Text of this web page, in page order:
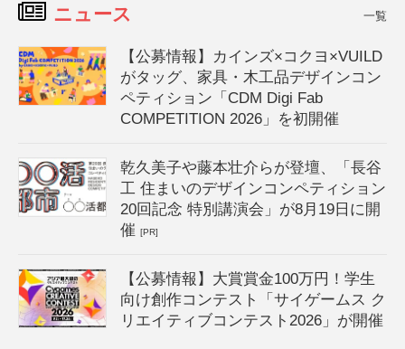
ニュース 一覧
【公募情報】カインズ×コクヨ×VUILD
がタッグ、家具・木工品デザインコン
ペティション「CDM Digi Fab
COMPETITION 2026」を初開催
乾久美子や藤本壮介らが登壇、「長谷
工 住まいのデザインコンペティション
20回記念 特別講演会」が8月19日に開
催[PR]
【公募情報】大賞賞金100万円！学生
向け創作コンテスト「サイゲームス ク
リエイティブコンテスト2026」が開催